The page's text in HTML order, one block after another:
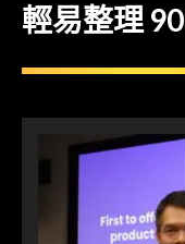
輕易整理